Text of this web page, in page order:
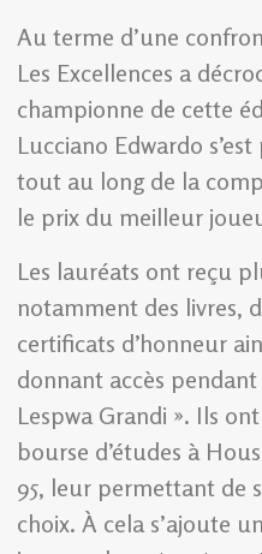
Au terme d’une
Les Excellences a
championne de cette
Lucciano Edwardo
tout au long de la
le prix du meilleur
Les lauréats ont reçu
notamment des livres,
certificats d’honneur
donnant accès
Lespwa Grandi ». Ils
bourse d’études à
95, leur permettant de
choix. À cela s’ajoute